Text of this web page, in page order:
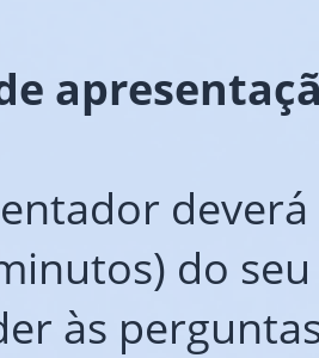
do
às